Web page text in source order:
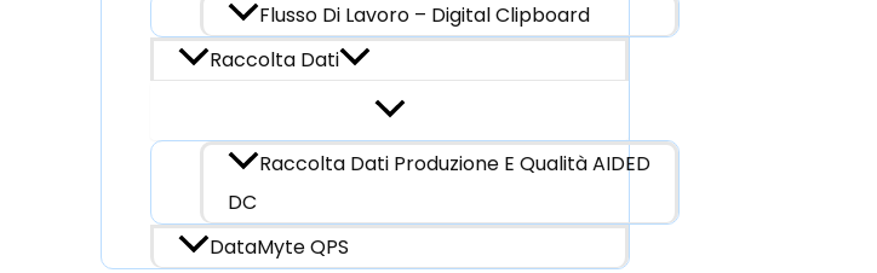
Flusso Di Lavoro – Digital Clipboard
Raccolta Dati
Raccolta Dati Produzione E Qualità AIDED
DC
DataMyte QPS